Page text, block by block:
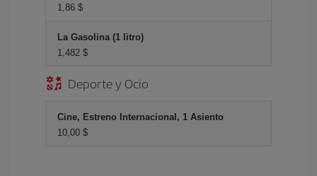
1,86 $
La Gasolina (1 litro)
1,482 $
Deporte y Ocio
Cine, Estreno Internacional, 1 Asiento
10,00 $